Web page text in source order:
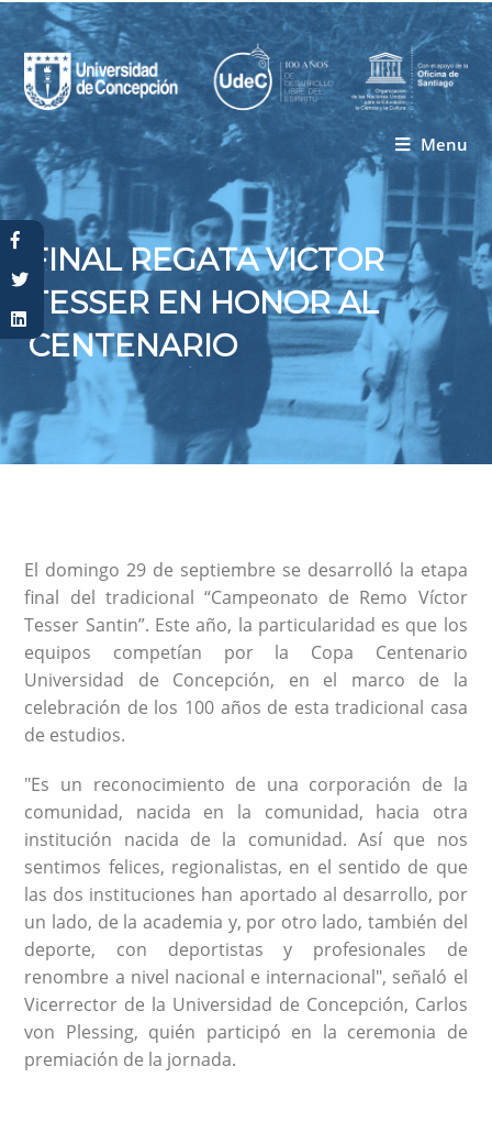
Menu
Usted está aquí
FINAL REGATA VICTOR
TESSER EN HONOR AL
CENTENARIO
El domingo 29 de septiembre se desarrolló la etapa
final del tradicional “Campeonato de Remo Víctor
Tesser Santin”. Este año, la particularidad es que los
equipos competían por la Copa Centenario
Universidad de Concepción, en el marco de la
celebración de los 100 años de esta tradicional casa
de estudios.
"Es un reconocimiento de una corporación de la
comunidad, nacida en la comunidad, hacia otra
institución nacida de la comunidad. Así que nos
sentimos felices, regionalistas, en el sentido de que
las dos instituciones han aportado al desarrollo, por
un lado, de la academia y, por otro lado, también del
deporte, con deportistas y profesionales de
renombre a nivel nacional e internacional", señaló el
Vicerrector de la Universidad de Concepción, Carlos
von Plessing, quién participó en la ceremonia de
premiación de la jornada.